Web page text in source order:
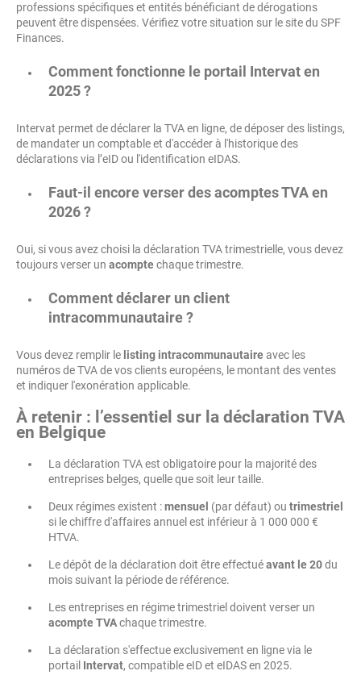
professions spécifiques et entités bénéficiant de dérogations
peuvent être dispensées. Vérifiez votre situation sur le site du SPF
Finances.
Comment fonctionne le portail Intervat en
2025 ?
Intervat permet de déclarer la TVA en ligne, de déposer des listings,
de mandater un comptable et d'accéder à l'historique des
déclarations via l’eID ou l'identification eIDAS.
Faut-il encore verser des acomptes TVA en
2026 ?
Oui, si vous avez choisi la déclaration TVA trimestrielle, vous devez
toujours verser un acomptechaque trimestre.
Comment déclarer un client
intracommunautaire ?
Vous devez remplir le listing intracommunautaireavec les
numéros de TVA de vos clients européens, le montant des ventes
et indiquer l'exonération applicable.
À retenir : l’essentiel sur la déclaration TVA
en Belgique
La déclaration TVA est obligatoire pour la majorité des
entreprises belges, quelle que soit leur taille.
Deux régimes existent :mensuel (par défaut) ou trimestriel
si le chiffre d'affaires annuel est inférieur à 1 000 000 €
HTVA.
Le dépôt de la déclaration doit être effectuéavant le 20du
mois suivant la période de référence.
Les entreprises en régime trimestriel doivent verser un
acompte TVAchaque trimestre.
La déclaration s'effectue exclusivement en ligne via le
portail Intervat, compatible eID et eIDAS en 2025.